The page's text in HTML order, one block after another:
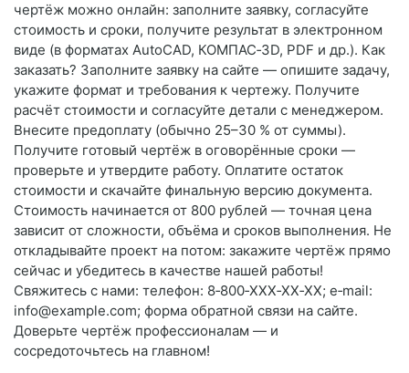
чертёж можно онлайн: заполните заявку, согласуйте
стоимость и сроки, получите результат в электронном
виде (в форматах AutoCAD, КОМПАС‑3D, PDF и др.). Как
заказать? Заполните заявку на сайте — опишите задачу,
укажите формат и требования к чертежу. Получите
расчёт стоимости и согласуйте детали с менеджером.
Внесите предоплату (обычно 25–30 % от суммы).
Получите готовый чертёж в оговорённые сроки —
проверьте и утвердите работу. Оплатите остаток
стоимости и скачайте финальную версию документа.
Стоимость начинается от 800 рублей — точная цена
зависит от сложности, объёма и сроков выполнения. Не
откладывайте проект на потом: закажите чертёж прямо
сейчас и убедитесь в качестве нашей работы!
Свяжитесь с нами: телефон: 8‑800‑XXX‑XX‑XX; e‑mail:
info@example.com; форма обратной связи на сайте.
Доверьте чертёж профессионалам — и
сосредоточьтесь на главном!